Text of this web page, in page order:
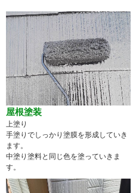
屋根塗装
上塗り
手塗りでしっかり塗膜を形成していき
ます。
中塗り塗料と同じ色を塗っていきま
す。